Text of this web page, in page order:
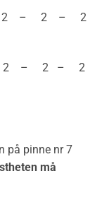
2 – 2 – 2
2 – 2 – 2
på pinne nr 7
må